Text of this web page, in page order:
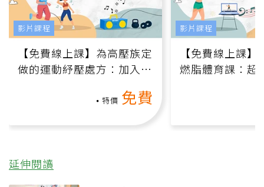
【免費線上課】為高壓族定
做的運動紓壓處方：加入行
特價 免費
影片課程
【免費線上課
燃脂體育課：超
影片課程
延伸閱讀